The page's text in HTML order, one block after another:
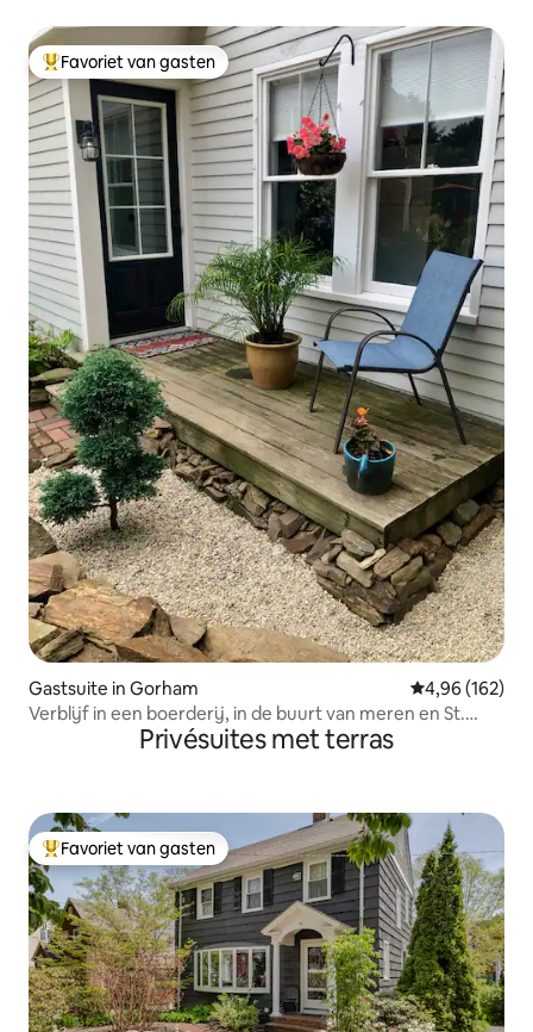
Topfavoriet van gasten
Favoriet van gasten
Gastsuite in Gorham Gemiddelde
4,96 (162)
Verblijf in een boerderij, in de buurt van meren en St.
Privésuites met terras
Topfavoriet van gasten
Favoriet van gasten